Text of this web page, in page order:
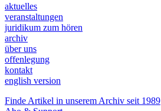
aktuelles
veranstaltungen
juridikum zum hören
archiv
über uns
offenlegung
kontakt
english version
Finde Artikel in unserem Archiv seit 1989